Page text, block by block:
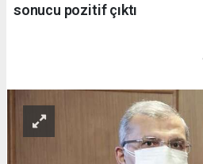
sonucu pozitif çıktı